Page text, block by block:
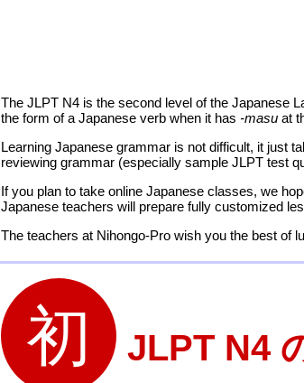
The JLPT N4 is the second level of the Japanese
the form of a Japanese verb when it has -masu at
Learning Japanese grammar is not difficult, it just
reviewing grammar (especially sample JLPT test
If you plan to take online Japanese classes, we
Japanese teachers will prepare fully customized
The teachers at Nihongo-Pro wish you the best of
JLPT N4